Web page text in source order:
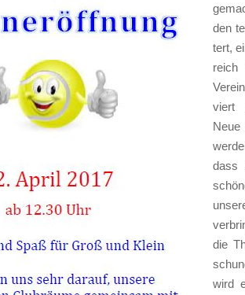
den
tert,
reich
viert
dass
die
wird